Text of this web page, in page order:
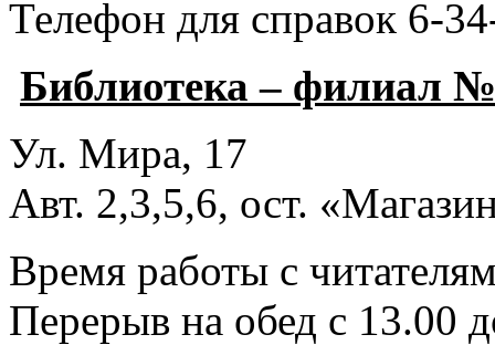
Телефон для справок 6-
Библиотека – филиал
Ул. Мира, 17
Авт. 2,3,5,6, ост.
Время работы с
Перерыв на обед с 13.00